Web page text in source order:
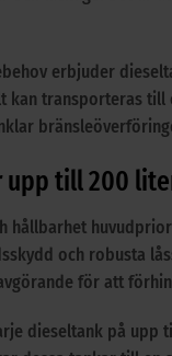
erbjuder
kan transporteras
upp till 200
hållbarhet
och robusta
för att
dieseltank på